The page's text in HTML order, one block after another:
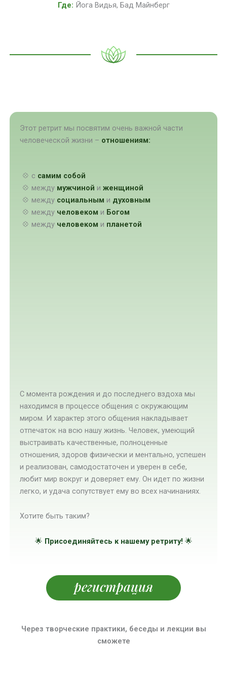
Где: Йога Видья, Бад Майнберг
Этот ретрит мы посвятим очень важной части
человеческой жизни – отношениям:
💠 с самим собой
💠 между мужчиной иженщиной
💠 между социальным и духовным
💠 между человеком и Богом
💠 между человеком и планетой
С момента рождения и до последнего вздоха мы
находимся в процессе общения с окружающим
миром. И характер этого общения накладывает
отпечаток на всю нашу жизнь. Человек, умеющий
выстраивать качественные, полноценные
отношения, здоров физически и ментально, успешен
и реализован, самодостаточен и уверен в себе,
любит мир вокруг и доверяет ему. Он идет по жизни
легко, и удача сопутствует ему во всех начинаниях.
Хотите быть таким?
🌟 Присоединяйтесь к нашему ретриту! 🌟
регистрация
Через творческие практики, беседы и лекции вы
сможете